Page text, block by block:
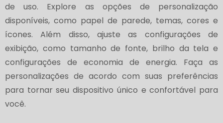
de uso. Explore as opções de personalização
disponíveis, como papel de parede, temas, cores e
ícones. Além disso, ajuste as configurações de
exibição, como tamanho de fonte, brilho da tela e
configurações de economia de energia. Faça as
personalizações de acordo com suas preferências
para tornar seu dispositivo único e confortável para
você.